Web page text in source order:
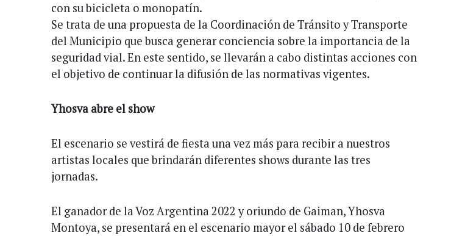
con su bicicleta o monopatín.
Se trata de una propuesta de la Coordinación de Tránsito y Transporte
del Municipio que busca generar conciencia sobre la importancia de la
seguridad vial. En este sentido, se llevarán a cabo distintas acciones con
el objetivo de continuar la difusión de las normativas vigentes.
Yhosva abre el show
El escenario se vestirá de fiesta una vez más para recibir a nuestros
artistas locales que brindarán diferentes shows durante las tres
jornadas.
El ganador de la Voz Argentina 2022 y oriundo de Gaiman, Yhosva
Montoya, se presentará en el escenario mayor el sábado 10 de febrero